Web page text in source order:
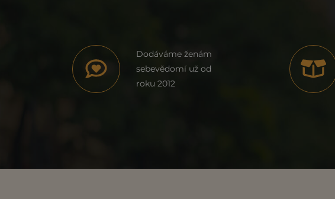
Dodáváme ženám
sebevědomí už od
roku 2012